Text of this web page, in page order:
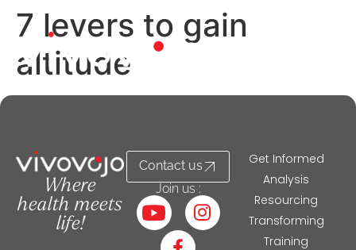
7 levers to gain
altitude
Contact us
Join us :
Where
health meets
life!
Get Informed
Analysis
Resourcing
Transforming
Training